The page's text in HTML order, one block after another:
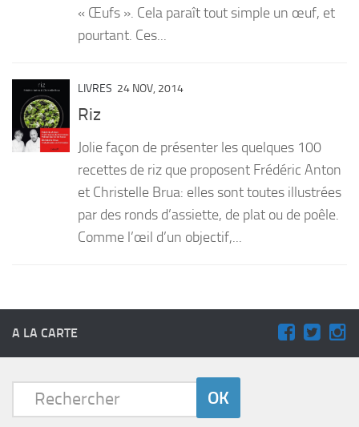
« Œufs ». Cela paraît tout simple un œuf, et
pourtant. Ces...
LIVRES 24 NOV, 2014
Riz
Jolie façon de présenter les quelques 100
recettes de riz que proposent Frédéric Anton
et Christelle Brua: elles sont toutes illustrées
par des ronds d’assiette, de plat ou de poêle.
Comme l’œil d’un objectif,...
A LA CARTE